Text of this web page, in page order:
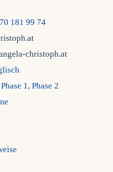
181 99 74
christoph.at
Phase 1, Phase 2